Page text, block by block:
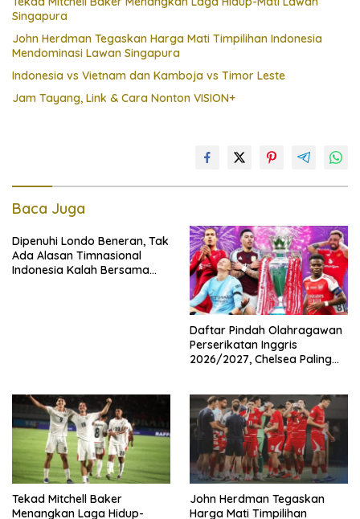
Singapura
John Herdman Tegaskan Harga Mati Timpilihan Indonesia
Mendominasi Lawan Singapura
Indonesia vs Vietnam dan Kamboja vs Timor Leste
Jam Tayang, Link & Cara Nonton VISION+
Baca Juga
Dipenuhi Londo Beneran, Tak
Ada Alasan Timnasional
Indonesia Kalah Bersama
Daftar Pindah Olahragawan
Perserikatan Inggris
2026/2027, Chelsea Paling
Tekad Mitchell Baker
Menangkan Laga Hidup-
John Herdman Tegaskan
Harga Mati Timpilihan